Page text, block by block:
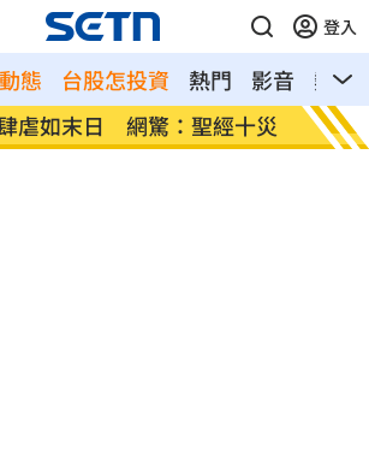
登入
態 台股怎投資 熱門 影音
熱搜
虐如末日 網驚：聖經十災
慈濟
勸